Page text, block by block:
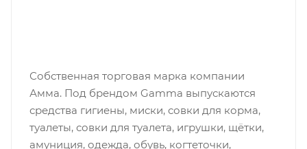
Собственная торговая марка компании
Амма. Под брендом Gamma выпускаются
средства гигиены, миски, совки для корма,
туалеты, совки для туалета, игрушки, щётки,
амуниция, одежда, обувь, когтеточки,